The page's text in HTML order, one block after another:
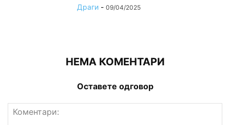
Драги - 09/04/2025
НЕМА КОМЕНТАРИ
Оставете одговор